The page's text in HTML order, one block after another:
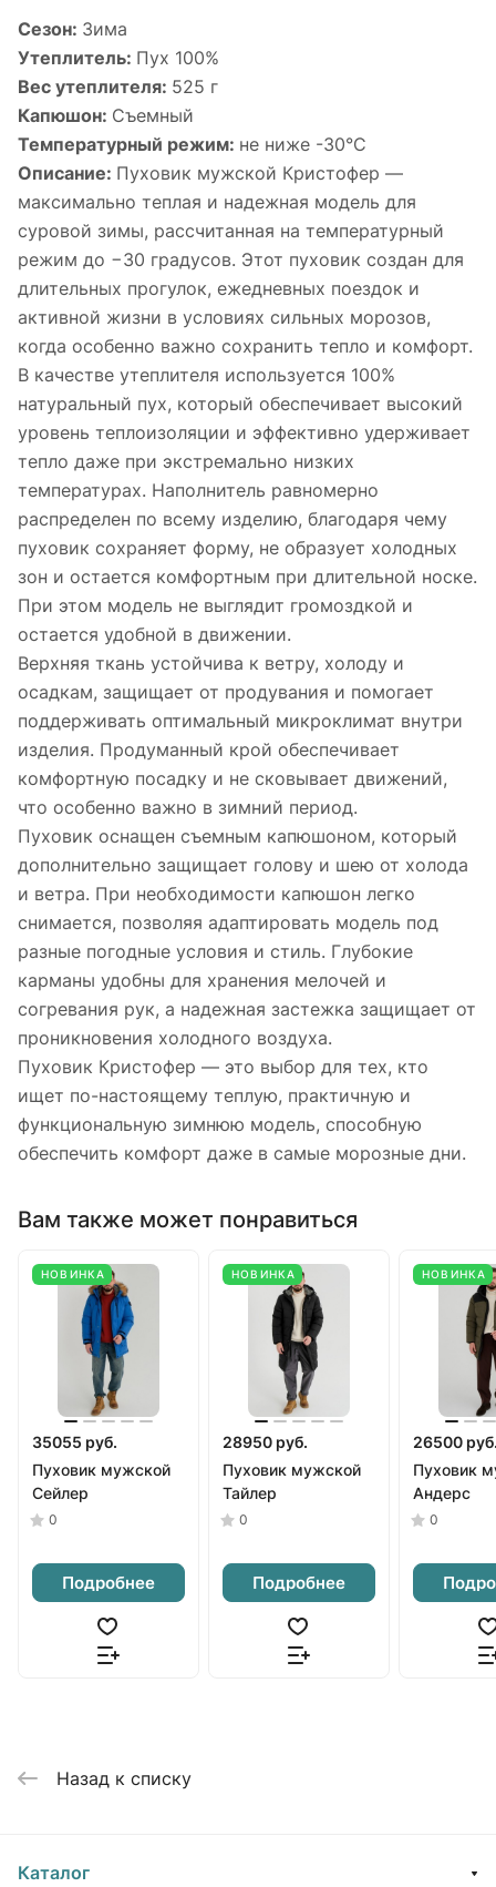
Сезон: Зима
Утеплитель: Пух 100%
Вес утеплителя: 525 г
Капюшон: Съемный
Температурный режим: не ниже -30°С
Описание: Пуховик мужской Кристофер —
максимально теплая и надежная модель для
суровой зимы, рассчитанная на температурный
режим до −30 градусов. Этот пуховик создан для
длительных прогулок, ежедневных поездок и
активной жизни в условиях сильных морозов,
когда особенно важно сохранить тепло и комфорт.
В качестве утеплителя используется 100%
натуральный пух, который обеспечивает высокий
уровень теплоизоляции и эффективно удерживает
тепло даже при экстремально низких
температурах. Наполнитель равномерно
распределен по всему изделию, благодаря чему
пуховик сохраняет форму, не образует холодных
зон и остается комфортным при длительной носке.
При этом модель не выглядит громоздкой и
остается удобной в движении.
Верхняя ткань устойчива к ветру, холоду и
осадкам, защищает от продувания и помогает
поддерживать оптимальный микроклимат внутри
изделия. Продуманный крой обеспечивает
комфортную посадку и не сковывает движений,
что особенно важно в зимний период.
Пуховик оснащен съемным капюшоном, который
дополнительно защищает голову и шею от холода
и ветра. При необходимости капюшон легко
снимается, позволяя адаптировать модель под
разные погодные условия и стиль. Глубокие
карманы удобны для хранения мелочей и
согревания рук, а надежная застежка защищает от
проникновения холодного воздуха.
Пуховик Кристофер — это выбор для тех, кто
ищет по-настоящему теплую, практичную и
функциональную зимнюю модель, способную
обеспечить комфорт даже в самые морозные дни.
Вам также может понравиться
НОВИНКА
35055 руб.
Пуховик мужской
Сейлер
0
Подробнее
НОВИНКА
28950 руб.
Пуховик мужской
Тайлер
0
Подробнее
НОВИНКА
26500
Пуховик
Андерс
0
Назад к списку
Каталог